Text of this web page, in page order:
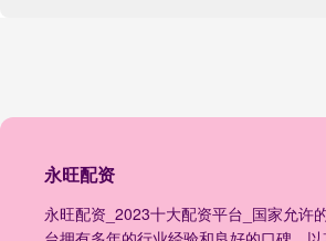
永旺配资
永旺配资_2023十大配资平台_国家允许